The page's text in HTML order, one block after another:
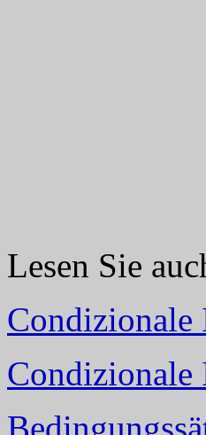
Lesen Sie
Condizionale
Condizionale